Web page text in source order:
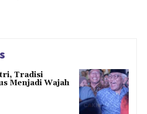
Tradisi
Menjadi Wajah